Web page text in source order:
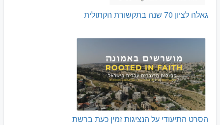
גאלה לציון 70 שנה בתקשורת הקתולית
הסרט התיעודי על הנציגות זמין כעת ברשת